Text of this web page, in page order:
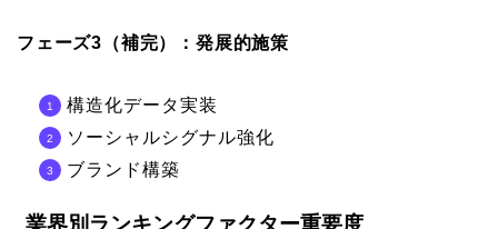
フェーズ3（補完）：発展的施策
構造化データ実装
ソーシャルシグナル強化
ブランド構築
業界別ランキングファクター重要度